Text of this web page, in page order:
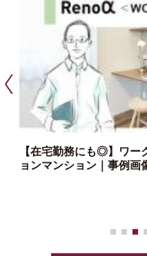
【在宅勤務にも◎】ワー
ョンマンション｜事例画